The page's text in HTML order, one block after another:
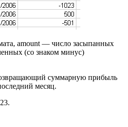
amount — число засыпанных
(со знаком минус)
суммарную прибыль
месяц.